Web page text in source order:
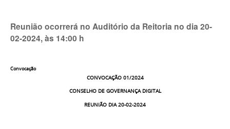
Reunião ocorrerá no Auditório da Reitoria no dia 20-
02-2024, às 14:00 h
Convocação
CONVOCAÇÃO 01/2024
CONSELHO DE GOVERNANÇA DIGITAL
REUNIÃO DIA 20-02-2024